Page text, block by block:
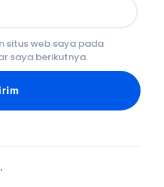
situs web saya pada
saya berikutnya.